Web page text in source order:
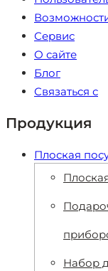
Сервис
О сайте
Блог
Связаться с
Продукция
Плоская
Набор